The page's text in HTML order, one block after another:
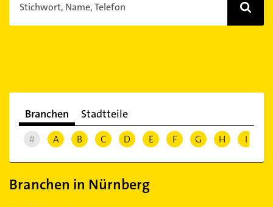
Stichwort, Name, Telefon
Branchen Stadtteile
# A B C D E F G H I
Branchen in Nürnberg